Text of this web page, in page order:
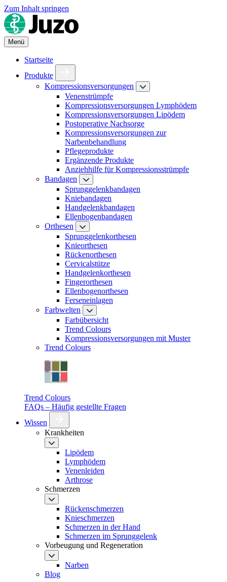
Zum Inhalt springen
Menü
Startseite
Produkte
Kompressionsversorgungen
Venenstrümpfe
Kompressionsversorgungen Lymphödem
Kompressionsversorgungen Lipödem
Postoperative Nachsorge
Kompressionsversorgungen zur
Narbenbehandlung
Pflegeprodukte
Ergänzende Produkte
Anziehhilfe für Kompressionsstrümpfe
Bandagen
Sprunggelenkbandagen
Kniebandagen
Handgelenkbandagen
Ellenbogenbandagen
Orthesen
Sprunggelenkorthesen
Knieorthesen
Rückenorthesen
Cervicalstütze
Handgelenkorthesen
Fingerorthesen
Ellenbogenorthesen
Ferseneinlagen
Farbwelten
Farbübersicht
Trend Colours
Kompressionsversorgungen mit Muster
Trend Colours
Trend Colours
FAQs – Häufig gestellte Fragen
Wissen
Krankheiten
Lipödem
Lymphödem
Venenleiden
Arthrose
Schmerzen
Rückenschmerzen
Knieschmerzen
Schmerzen in der Hand
Schmerzen im Sprunggelenk
Vorbeugung und Regeneration
Narben
Blog